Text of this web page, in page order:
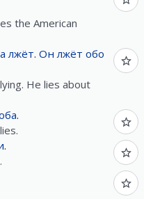
the American
лжёт. Он лжёт обо
He lies about
.
.